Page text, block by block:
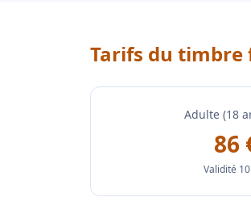
Tarifs du timbre
Adulte (18
86
Validité